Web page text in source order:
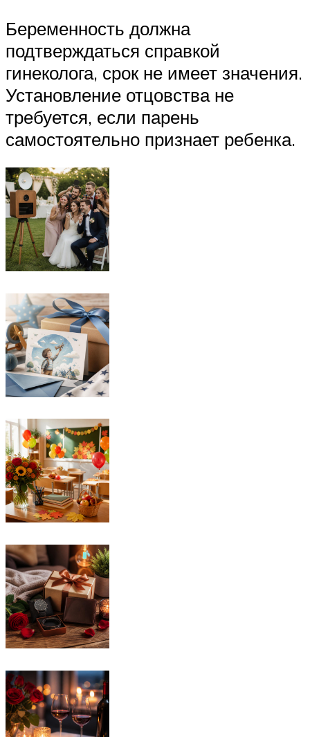
Беременность должна
подтверждаться справкой
гинеколога, срок не имеет значения.
Установление отцовства не
требуется, если парень
самостоятельно признает ребенка.